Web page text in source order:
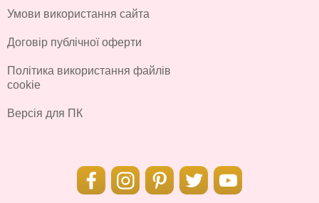
Умови використання сайта
Договір публічної оферти
Політика використання файлів
cookie
Версія для ПК